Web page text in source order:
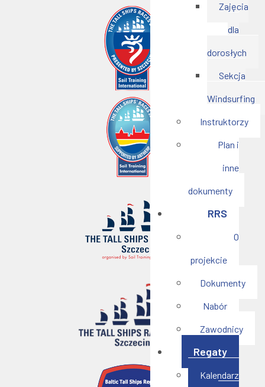
Zajęcia
dla
dorosłych
Sekcja
Windsurfing
Instruktorzy
Plan i
inne
dokumenty
RRS
O
projekcie
Dokumenty
Nabór
Zawodnicy
Regaty
Kalendarz